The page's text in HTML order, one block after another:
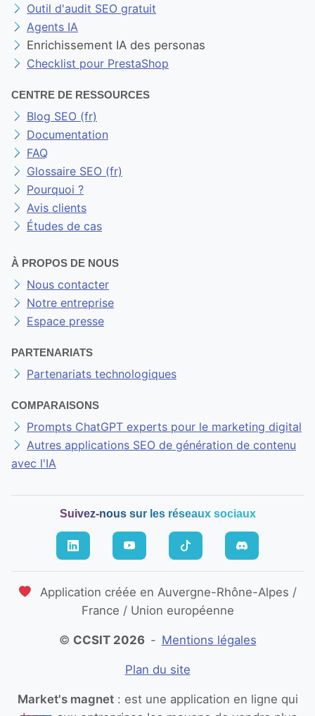
Outil d'audit SEO gratuit
Agents IA
Enrichissement IA des personas
Checklist pour PrestaShop
CENTRE DE RESSOURCES
Blog SEO (fr)
Documentation
FAQ
Glossaire SEO (fr)
Pourquoi ?
Avis clients
Études de cas
À PROPOS DE NOUS
Nous contacter
Notre entreprise
Espace presse
PARTENARIATS
Partenariats technologiques
COMPARAISONS
Prompts ChatGPT experts pour le marketing digital
Autres applications SEO de génération de contenu
avec l'IA
Suivez-nous sur les réseaux sociaux
Application créée en Auvergne-Rhône-Alpes /
France / Union européenne
© CCSIT 2026 - Mentions légales
Plan du site
Market's magnet: est une application en ligne qui